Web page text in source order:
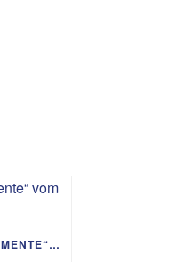
PREDIGTREIHE „SAKRAMENTE“ VOM 12. BIS 26. JULI